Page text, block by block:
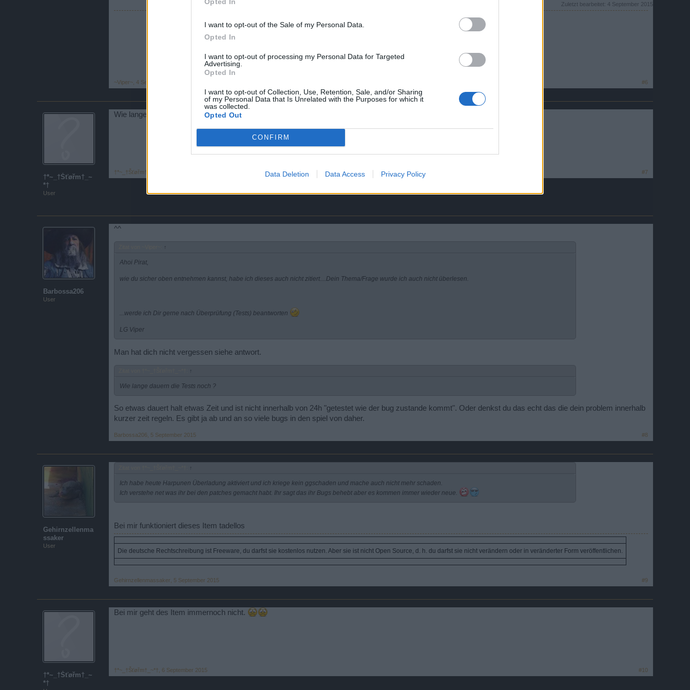
I want to opt-out of the Sale of my Personal Data.
Opted In
I want to opt-out of processing my Personal Data for Targeted
Advertising.
Opted In
I want to opt-out of Collection, Use, Retention, Sale, and/or Sharing
of my Personal Data that Is Unrelated with the Purposes for which it
was collected.
Opted Out
CONFIRM
Data Deletion Data Access Privacy Policy
Zuletzt bearbeitet: 4 September 2015
~Viper~ 4 September 2015 #6
†*~_†Šťøřm†_~
*†
User
Wie lange dauern die Tests noch ?
†*~_†Šťøřm†_~*† #7
Barbossa206
User
^^
↑
Ahoi Pirat,
wie du sicher oben entnehmen kannst, habe ich dieses auch nicht zitiert....Dein Thema/Frage wurde ich auch nicht überlesen.
...werde ich Dir gerne nach Überprüfung (Tests) beantworten
LG Viper
Man hat dich nicht vergessen siehe antwort.
↑
Wie lange dauern die Tests noch ?
So etwas dauert halt etwas Zeit und ist nicht innerhalb von 24h "getestet wie der bug zustande kommt". Oder denkst du das echt das die dein problem innerhalb
kurzer zeit regeln. Es gibt ja ab und an so viele bugs in den spiel von daher.
Barbossa206 5 September 2015 #8
Gehirnzellenma
ssaker
User
↑
Ich habe heute Harpunen Überladung aktiviert und ich kriege kein ggschaden und mache auch nicht mehr schaden.
Ich verstehe net was ihr bei den patches gemacht habt. Ihr sagt das ihr Bugs behebt aber es kommen immer wieder neue.
Bei mir funktioniert dieses Item tadellos
Die deutsche Rechtschreibung ist Freeware, du darfst sie kostenlos nutzen. Aber sie ist nicht Open Source, d. h. du darfst sie nicht verändern oder in veränderter Form veröffentlichen.
Gehirnzellenmassaker 5 September 2015 #9
†*~_†Šťøřm†_~
*†
Bei mir geht des Item immernoch nicht.
†*~_†Šťøřm†_~*† 6 September 2015 #10